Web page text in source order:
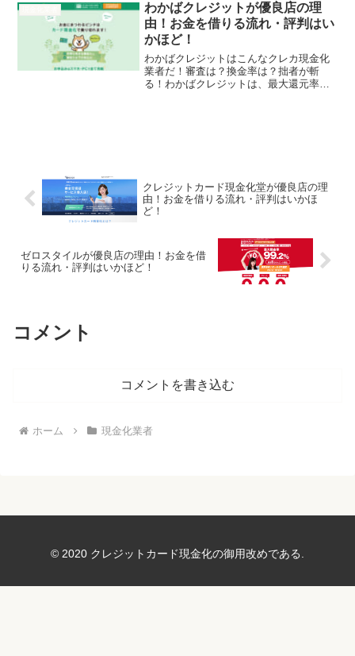
わかばクレジットが優良店の理
由！お金を借りる流れ・評判はい
かほど！
わかばクレジットはこんなクレカ現金化
業者だ！審査は？換金率は？拙者が斬
る！わかばクレジットは、最大還元率
クレジットカード現金化堂が優良店の理
由！お金を借りる流れ・評判はいかほ
ど！
ゼロスタイルが優良店の理由！お金を借
りる流れ・評判はいかほど！
コメント
コメントを書き込む
ホーム 現金化業者
© 2020 クレジットカード現金化の御用改めである.